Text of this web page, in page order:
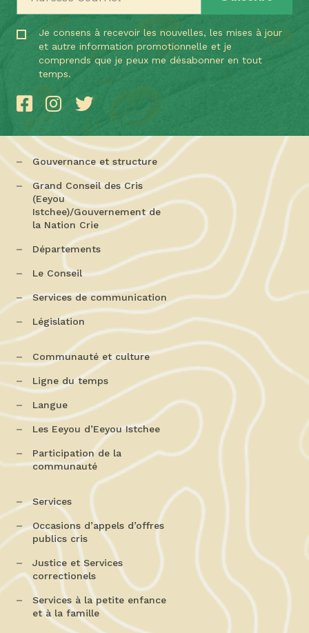
Je consens à recevoir les nouvelles, les mises à jour
et autre information promotionnelle et je
comprends que je peux me désabonner en tout
temps.
Gouvernance et structure
Grand Conseil des Cris
(Eeyou
Istchee)/Gouvernement de
la Nation Crie
Départements
Le Conseil
Services de communication
Législation
Communauté et culture
Ligne du temps
Langue
Les Eeyou d’Eeyou Istchee
Participation de la
communauté
Services
Occasions d’appels d’offres
publics cris
Justice et Services
correctionels
Services à la petite enfance
et à la famille